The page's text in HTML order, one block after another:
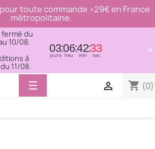
toute commande >29€ en France
métropolitaine.
du
10/08.
à
11/08.
03
jours
06
heu
42
min
32
sec ×
shopping_cart (0)

Basculer
la
☰